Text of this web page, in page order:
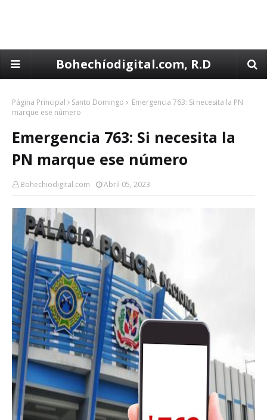
Bohechíodigital.com, R.D
Página Principal Santo Domingo
Emergencia 763: Si necesita la PN
marque ese número
Emergencia 763: Si necesita la
PN marque ese número
Bohechiodigital.com Abril 05, 2023